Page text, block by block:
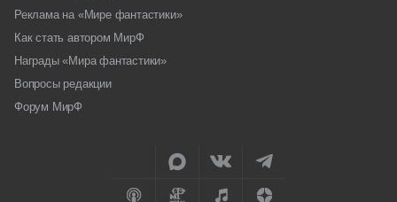
Реклама на «Мире фантастики»
Как стать автором МирФ
Награды «Мира фантастики»
Вопросы редакции
Форум МирФ